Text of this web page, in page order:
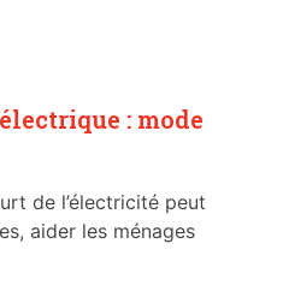
: mode
de l’électricité peut
aider les ménages